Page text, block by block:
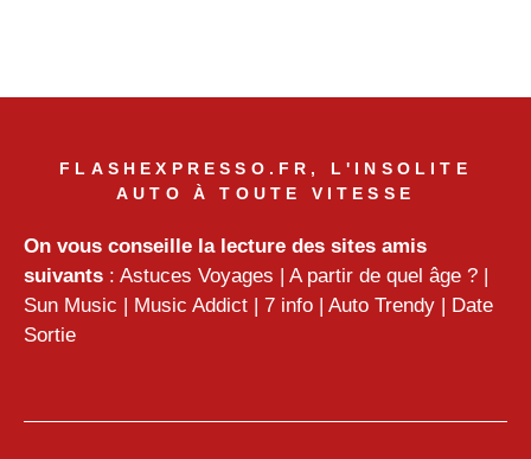
FLASHEXPRESSO.FR, L'INSOLITE
AUTO À TOUTE VITESSE
On vous conseille la lecture des sites amis
suivants : Astuces Voyages | A partir de quel âge ? |
Sun Music | Music Addict | 7 info | Auto Trendy | Date
Sortie